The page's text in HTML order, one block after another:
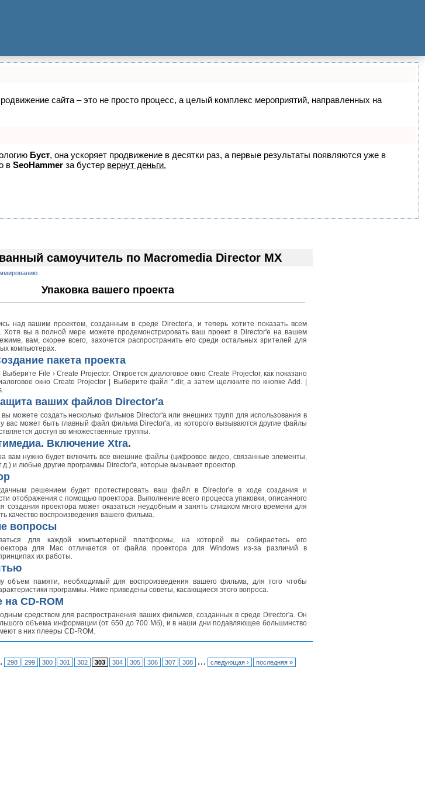
сайта – это не просто процесс, а целый комплекс мероприятий, направленных на
Буст, она ускоряет продвижение в десятки раз, а первые результаты появляются уже в
в SeoHammer за бустер вернут деньги.
самоучитель по Macromedia Director MX
Упаковка вашего проекта
над вашим проектом, созданным в среде Director'a, и теперь хотите показать всем
Хотя вы в полной мере можете продемонстрировать ваш проект в Director'е на вашем
вам, скорее всего, захочется распространить его среди остальных зрителей для
компьютерах.
пакета проекта
File › Create Projector. Откроется диалоговое окно Create Projector, как показано
окно Create Projector | Выберите файл *.dir, а затем щелкните по кнопке Add. |
ваших файлов Director'a
можете создать несколько фильмов Director'a или внешних трупп для использования в
вас может быть главный файл фильма Director'a, из которого вызываются другие файлы
доступ во множественные труппы.
Включение Xtra.
вам нужно будет включить все внешние файлы (цифровое видео, связанные элементы,
и любые другие программы Director'a, которые вызывает проектор.
решением будет протестировать ваш файл в Director'е в ходе создания и
отображения с помощью проектора. Выполнение всего процесса упаковки, описанного
создания проектора может оказаться неудобным и занять слишком много времени для
качество воспроизведения вашего фильма.
вопросы
для каждой компьютерной платформы, на которой вы собираетесь его
для Маc отличается от файла проектора для Windows из-за различий в
их работы.
объем памяти, необходимый для воспроизведения вашего фильма, для того чтобы
программы. Ниже приведены советы, касающиеся этого вопроса.
на CD-ROM
средством для распространения ваших фильмов, созданных в среде Director'а. Он
объема информации (от 650 до 700 Мб), и в наши дни подавляющее большинство
в них плееры CD-ROM.
298 299 300 301 302 303 304 305 306 307 308 … следующая › последняя »